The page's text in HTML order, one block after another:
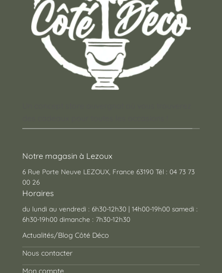
Notre magasin à Lezoux
6 Rue Porte Neuve LEZOUX, France 63190 Tél : 04 73 73
00 26
Horaires
du lundi au vendredi : 6h30-12h30 | 14h00-19h00 samedi :
6h30-19h00 dimanche : 7h30-12h30
Actualités/Blog Côté Déco
Nous contacter
Mon compte